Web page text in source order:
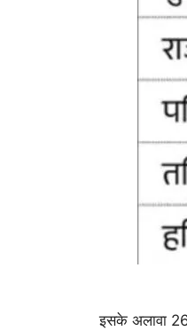
इसके अलावा